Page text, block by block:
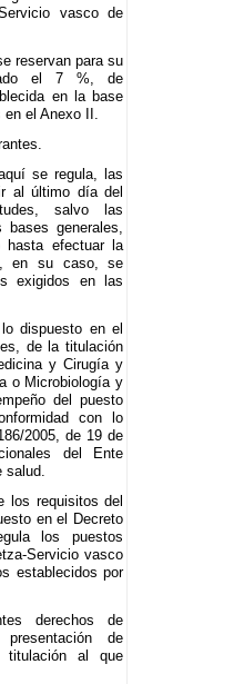
vasco de
reservan para su
el 7 %, de
en la base
en el Anexo II.
se regula, las
al último día del
salvo las
generales,
hasta efectuar la
en su caso, se
exigidos en las
dispuesto en el
de la titulación
y Cirugía y
o Microbiología y
del puesto
con lo
2005, de 19 de
del Ente
salud.
los requisitos del
en el Decreto
los puestos
Servicio vasco
establecidos por
derechos de
de
titulación al que